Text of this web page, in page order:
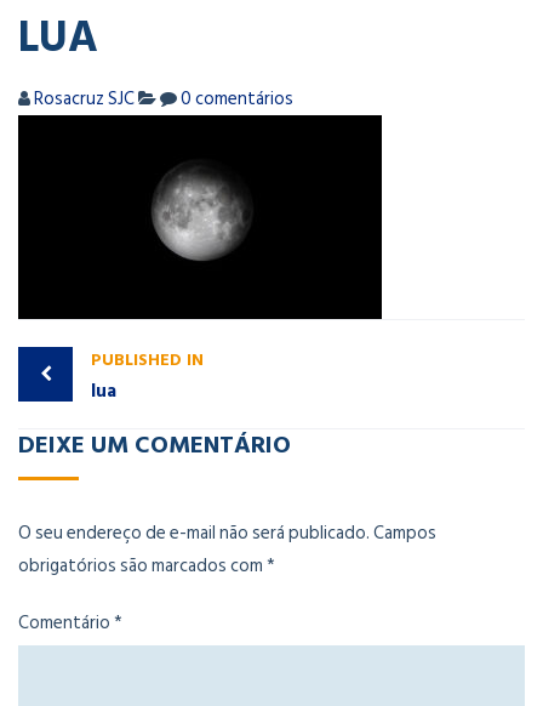
LUA
Rosacruz SJC 0 comentários
PUBLISHED IN
lua
DEIXE UM COMENTÁRIO
O seu endereço de e-mail não será publicado.Campos
obrigatórios são marcados com*
Comentário*